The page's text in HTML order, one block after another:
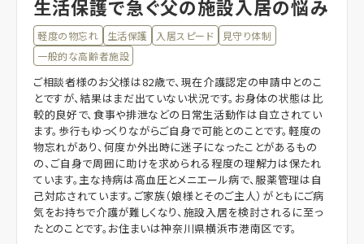
生活保護で急ぐ父の施設入居の悩み
軽度の物忘れ 生活保護 入居スピード
見守り体制
一般的な高齢者施設
ご相談者様のお父様は82歳で、現在介護認定の申請中とのこ
とですが、結果はまだ出ていない状況です。お身体の状態は比
較的良好で、食事や排泄などの日常生活動作は自立されてい
ます。歩行もゆっくりながらご自身で可能とのことです。軽度の
物忘れがあり、何度か外出時に迷子になったことがあるもの
の、ご自身で周囲に助けを求められる程度の理解力は保たれ
ています。主な持病は高血圧とメニエール病で、服薬管理は自
己対応されています。ご家族（娘様とそのご主人）がともにご病
気をお持ちで介護が難しくなり、施設入居を検討されるに至っ
たとのことです。お住まいは神奈川県横浜市港南区です。